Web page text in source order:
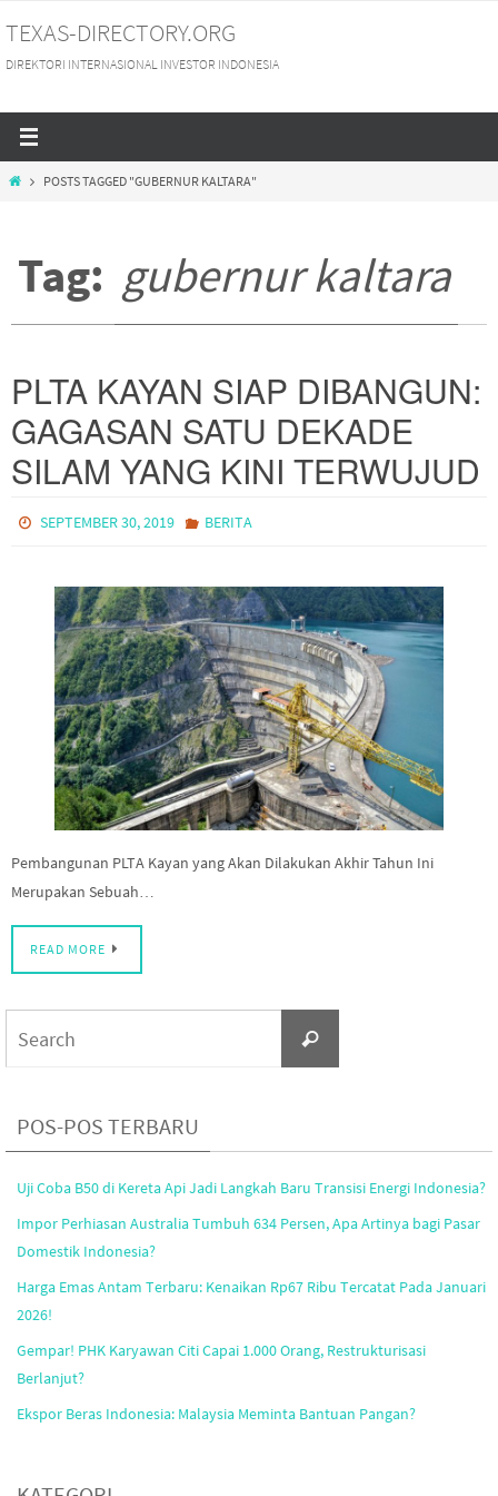
to
content
TEXAS-DIRECTORY.ORG
DIREKTORI INTERNASIONAL INVESTOR INDONESIA
HOMEPOSTS TAGGED "GUBERNUR KALTARA"
Tag: gubernur kaltara
PLTA KAYAN SIAP DIBANGUN:
GAGASAN SATU DEKADE
SILAM YANG KINI TERWUJUD
SEPTEMBER 30, 2019 BERITA
Pembangunan PLTA Kayan yang Akan Dilakukan Akhir Tahun Ini
Merupakan Sebuah…
READ MORE
Search
POS-POS TERBARU
Uji Coba B50 di Kereta Api Jadi Langkah Baru Transisi Energi Indonesia?
Impor Perhiasan Australia Tumbuh 634 Persen, Apa Artinya bagi Pasar
Domestik Indonesia?
Harga Emas Antam Terbaru: Kenaikan Rp67 Ribu Tercatat Pada Januari
2026!
Gempar! PHK Karyawan Citi Capai 1.000 Orang, Restrukturisasi
Berlanjut?
Ekspor Beras Indonesia: Malaysia Meminta Bantuan Pangan?